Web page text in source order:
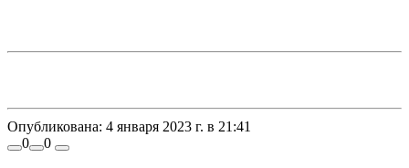
Опубликована: 4 января 2023 г. в 21:41
0
0